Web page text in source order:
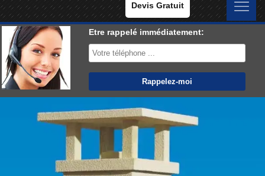
Devis Gratuit
Etre rappelé immédiatement: